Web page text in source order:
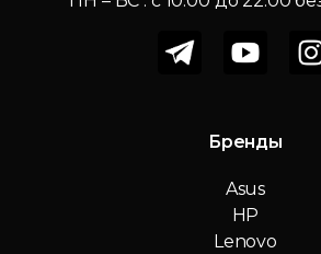
Бренды
Asus
HP
Lenovo